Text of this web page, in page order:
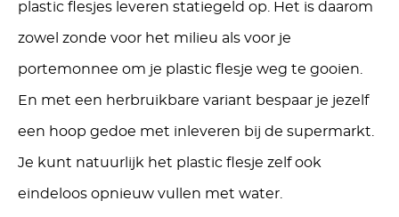
plastic flesjes leveren statiegeld op. Het is daarom
zowel zonde voor het milieu als voor je
portemonnee om je plastic flesje weg te gooien.
En met een herbruikbare variant bespaar je jezelf
een hoop gedoe met inleveren bij de supermarkt.
Je kunt natuurlijk het plastic flesje zelf ook
eindeloos opnieuw vullen met water.